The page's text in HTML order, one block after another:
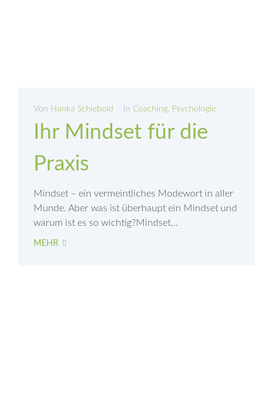
Von Hanka Schiebold In Coaching, Psychologie
Ihr Mindset für die
Praxis
Mindset – ein vermeintliches Modewort in aller
Munde. Aber was ist überhaupt ein Mindset und
warum ist es so wichtig?Mindset...
MEHR